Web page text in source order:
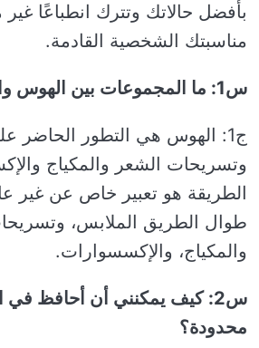
بأفضل حالاتك وتترك انطباعًا
مناسبتك الشخصية القادمة.
س1: ما المجموعات بين الهوس والأناقة؟
ج1: الهوس هي التطور الحاضر
وتسريحات الشعر والمكياج
الطريقة هو تعبير خاص عن
طوال الطريق الملابس،
والمكياج، والإكسسوارات.
س2: كيف يمكنني أن أحافظ في
محدودة؟